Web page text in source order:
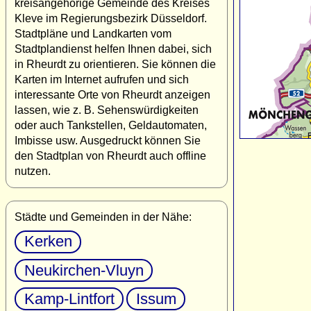
kreisangehörige Gemeinde des Kreises
Kleve im Regierungsbezirk Düsseldorf.
Stadtpläne und Landkarten vom
Stadtplandienst helfen Ihnen dabei, sich
in Rheurdt zu orientieren. Sie können die
Karten im Internet aufrufen und sich
interessante Orte von Rheurdt anzeigen
lassen, wie z. B. Sehenswürdigkeiten
oder auch Tankstellen, Geldautomaten,
Imbisse usw. Ausgedruckt können Sie
den Stadtplan von Rheurdt auch offline
nutzen.
Städte und Gemeinden in der Nähe:
Kerken
Neukirchen-Vluyn
Kamp-Lintfort
Issum